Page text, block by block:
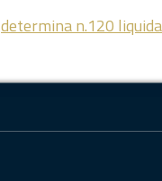
determina n.120